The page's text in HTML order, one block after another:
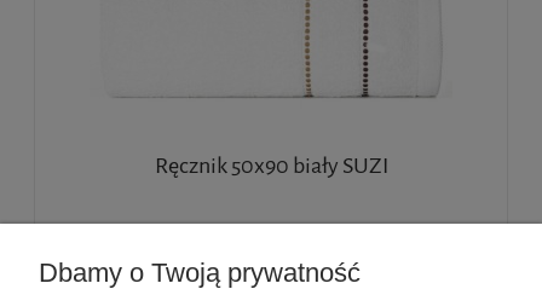
Ręcznik 50x90 biały SUZI
14,99 zł
Dbamy o Twoją prywatność